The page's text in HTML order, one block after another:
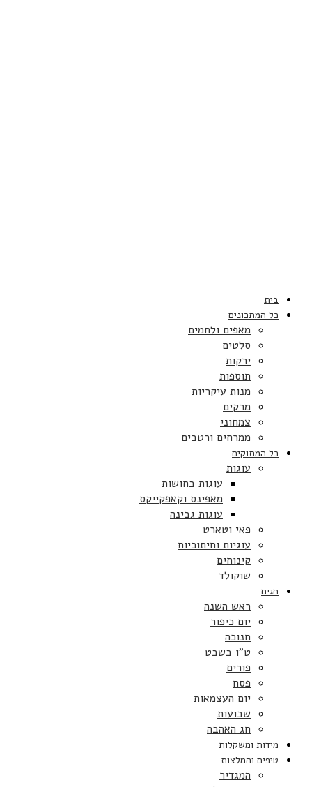
בית
כל המתכונים
מאפים ולחמים
סלטים
ירקות
תוספות
מנות עיקריות
מרקים
צמחוני
ממרחים ורטבים
כל המתוקים
עוגות
עוגות בחושות
מאפינס וקאפקייקס
עוגות גבינה
פאי וטארט
עוגיות וחיתוכיות
קינוחים
שוקולד
חגים
ראש השנה
יום כיפור
חנוכה
ט”ו בשבט
פורים
פסח
יום העצמאות
שבועות
חג האהבה
מידות ומשקלות
טיפים והמלצות
המגדיר